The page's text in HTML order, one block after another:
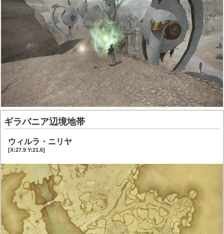
ギラバニア辺境地帯
ウィルラ・ニリヤ
[X:27.9 Y:21.6]